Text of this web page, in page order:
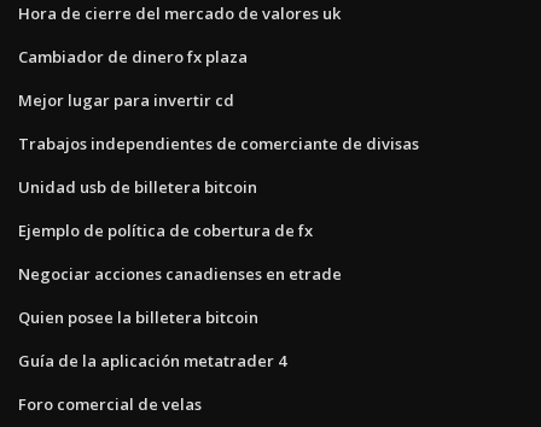
Hora de cierre del mercado de valores uk
Cambiador de dinero fx plaza
Mejor lugar para invertir cd
Trabajos independientes de comerciante de divisas
Unidad usb de billetera bitcoin
Ejemplo de política de cobertura de fx
Negociar acciones canadienses en etrade
Quien posee la billetera bitcoin
Guía de la aplicación metatrader 4
Foro comercial de velas